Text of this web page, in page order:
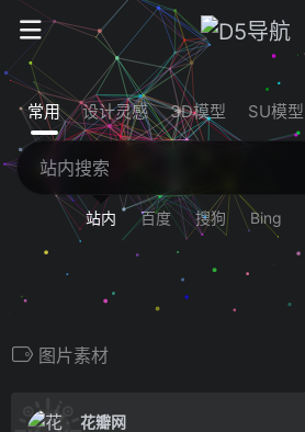
常用 设计灵感 3D模型 SU模型
站内 百度 搜狗 Bing
图片素材
花瓣网